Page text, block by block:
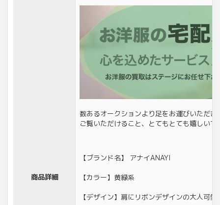
商品詳細
数あるオークションより足をお運びいただ
ご覧いただけること、とてもとても嬉しいで
【ブランド名】 アナイANAYI
【カラー】黄緑系
【デザイン】肩にリボンデザインの大人可